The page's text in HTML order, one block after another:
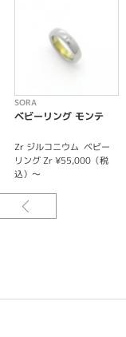
SORA
ベビーリング モンテ
Zr ジルコニウム ベビー
リング Zr ¥55,000（税
込）〜